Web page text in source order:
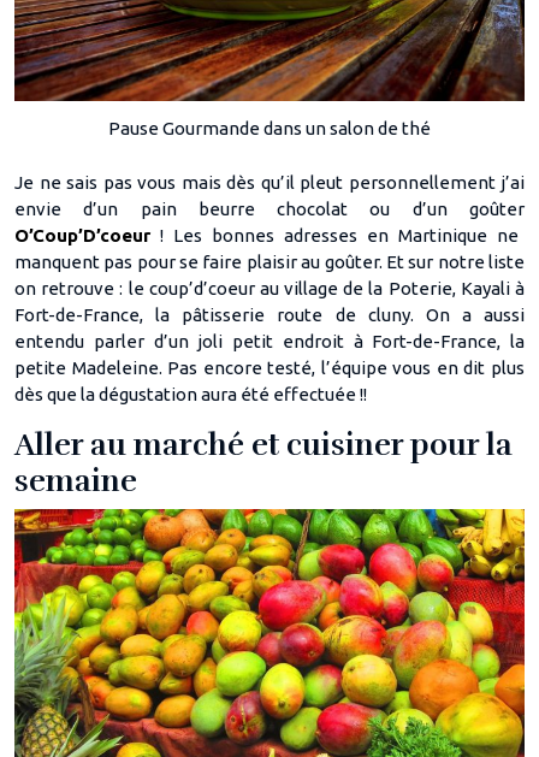
Pause Gourmande dans un salon de thé
Je ne sais pas vous mais dès qu’il pleut personnellement j’ai
envie d’un pain beurre chocolat ou d’un goûter
O’Coup’D’coeur ! Les bonnes adresses en Martinique ne
manquent pas pour se faire plaisir au goûter. Et sur notre liste
on retrouve : le coup’d’coeur au village de la Poterie, Kayali à
Fort-de-France, la pâtisserie route de cluny. On a aussi
entendu parler d’un joli petit endroit à Fort-de-France, la
petite Madeleine. Pas encore testé, l’équipe vous en dit plus
dès que la dégustation aura été effectuée !!
Aller au marché et cuisiner pour la
semaine